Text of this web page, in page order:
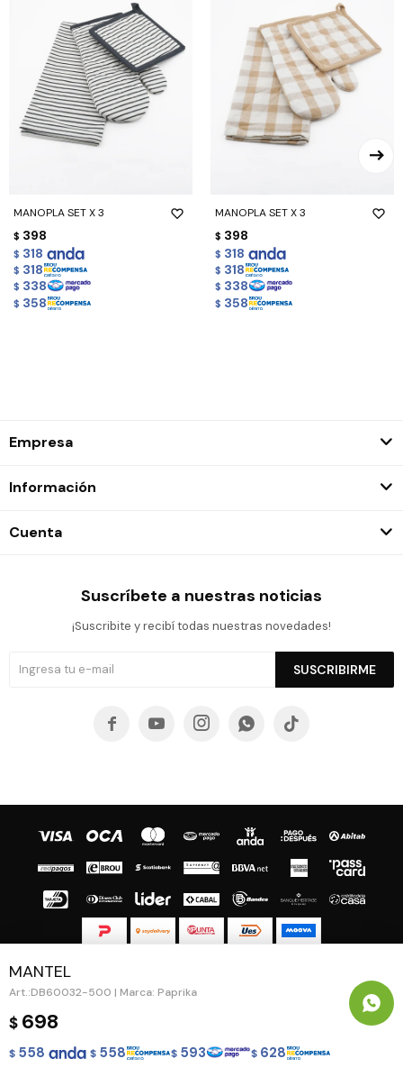
MANTEL
DB60032-500 | Marca: Paprika
$ 698
$ 558 $ 558 $ 593 $ 628
MANOPLA SET X 3
$ 398
$ 318
$ 318
$ 338
$ 358
MANOPLA SET X 3
$ 398
$ 318
$ 318
$ 338
$ 358
Empresa
Información
Cuenta
Suscríbete a nuestras noticias
¡Suscribite y recibí todas nuestras novedades!
SUSCRIBIRME
    
© Copyright 2026 / Guapa - Paprika